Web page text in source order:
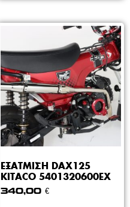
ΕΞΑΤΜΙΣΗ DAX125
KITACO 5401320600EX
340,00 €